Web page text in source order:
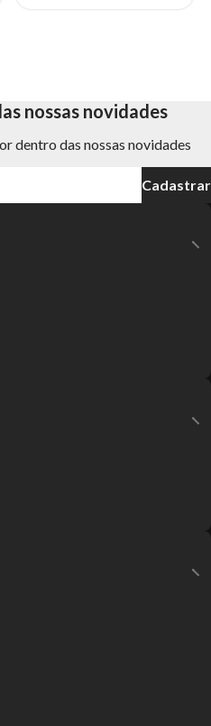
nossas novidades
dentro das nossas novidades
Cadastrar